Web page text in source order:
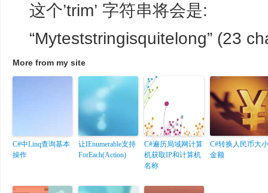
这个’trim’ 字符串将会是:
More from my site
C#中Linq查询基本
操作
让IEnumerable支持
ForEach(Action)
C#遍历局域网计算
机获取IP和计算机
名称
C#转换人民币大小
金额